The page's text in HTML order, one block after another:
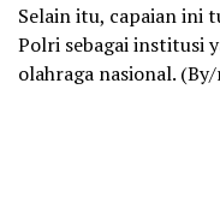
Selain itu, capaian ini
Polri sebagai institusi
olahraga nasional.